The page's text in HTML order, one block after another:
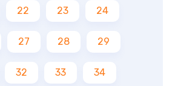
22 23 24
27 28 29
32 33 34